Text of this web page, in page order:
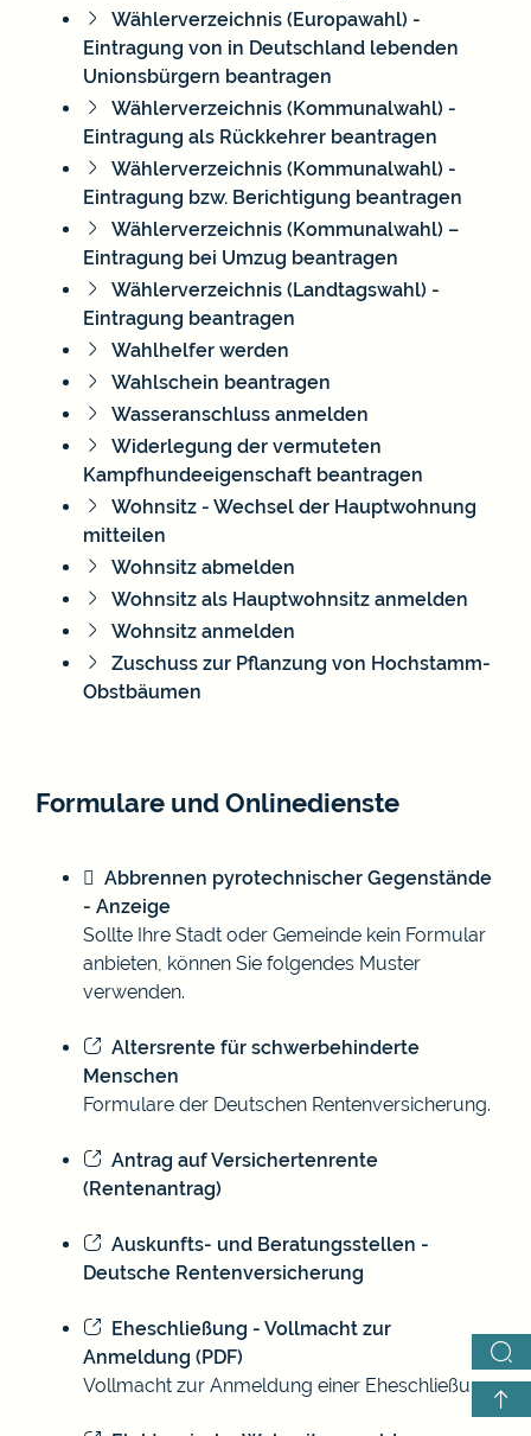
Wählerverzeichnis (Europawahl) -
Eintragung von in Deutschland lebenden
Unionsbürgern beantragen
Wählerverzeichnis (Kommunalwahl) -
Eintragung als Rückkehrer beantragen
Wählerverzeichnis (Kommunalwahl) -
Eintragung bzw. Berichtigung beantragen
Wählerverzeichnis (Kommunalwahl) –
Eintragung bei Umzug beantragen
Wählerverzeichnis (Landtagswahl) -
Eintragung beantragen
Wahlhelfer werden
Wahlschein beantragen
Wasseranschluss anmelden
Widerlegung der vermuteten
Kampfhundeeigenschaft beantragen
Wohnsitz - Wechsel der Hauptwohnung
mitteilen
Wohnsitz abmelden
Wohnsitz als Hauptwohnsitz anmelden
Wohnsitz anmelden
Zuschuss zur Pflanzung von Hochstamm-
Obstbäumen
Formulare und Onlinedienste
Abbrennen pyrotechnischer Gegenstände
- Anzeige
Sollte Ihre Stadt oder Gemeinde kein Formular
anbieten, können Sie folgendes Muster
verwenden.
Altersrente für schwerbehinderte
Menschen
Formulare der Deutschen Rentenversicherung.
Antrag auf Versichertenrente
(Rentenantrag)
Auskunfts- und Beratungsstellen -
Deutsche Rentenversicherung
Eheschließung - Vollmacht zur
Anmeldung (PDF)
Vollmacht zur Anmeldung einer Eheschließung